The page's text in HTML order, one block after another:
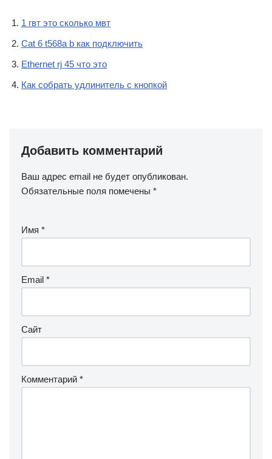
1 гвт это сколько мвт
Cat 6 t568a b как подключить
Ethernet rj 45 что это
Как собрать удлинитель с кнопкой
Добавить комментарий
Ваш адрес email не будет опубликован.
Обязательные поля помечены *
Имя *
Email *
Сайт
Комментарий *